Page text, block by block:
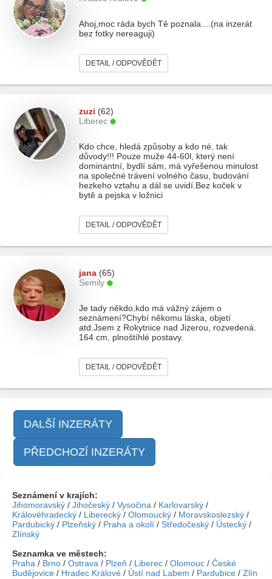
Ahoj,moc ráda bych Tě poznala....(na inzerát
bez fotky nereaguji)
DETAIL / ODPOVĚDĚT
zuzi (62)
Liberec
Kdo chce, hledá způsoby a kdo né, tak
důvody!!! Pouze muže 44-60l, který není
dominantní, bydlí sám, má vyřešenou minulost
na společné trávení volného času, budování
hezkeho vztahu a dál se uvidí.Bez koček v
bytě a pejska v ložnici
DETAIL / ODPOVĚDĚT
jana (65)
Semily
Je tady někdo,kdo má vážný zájem o
seznámení?Chybí někomu láska, objetí
atd.Jsem z Rokytnice nad Jizerou, rozvedená.
164 cm, plnoštíhlé postavy.
DETAIL / ODPOVĚDĚT
DALŠÍ INZERÁTY
PŘEDCHOZÍ INZERÁTY
Seznámení v krajích:
Jihomoravský / Jihočeský / Vysočina / Karlovarský /
Královéhradecký / Liberecký / Olomoucký / Moravskoslezský /
Pardubický / Plzeňský / Praha a okolí / Středočeský / Ústecký /
Zlínský
Seznamka ve městech:
Praha / Brno / Ostrava / Plzeň / Liberec / Olomouc / České
Budějovice / Hradec Králové / Ústí nad Labem / Pardubice / Zlín